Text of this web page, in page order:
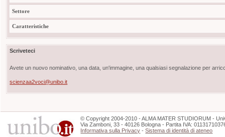
Settore
Caratteristiche
Scriveteci
Avete un nuovo nominativo, una data, un'immagine, una qualsiasi segnalazione per
scienzaa2voci@unibo.it
©Copyright 2004-2010 - ALMA MATER STUDIORUM -
Via Zamboni, 33 - 40126 Bologna - Partita IVA:
Informativa sulla Privacy -Sistema di identità di ateneo